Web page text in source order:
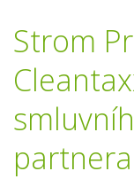
Strom
partnera